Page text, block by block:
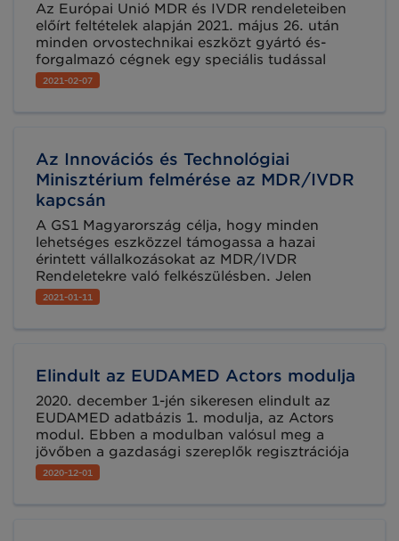
Az Európai Unió MDR és IVDR rendeleteiben
előírt feltételek alapján 2021. május 26. után
minden orvostechnikai eszközt gyártó és-
forgalmazó cégnek egy speciális tudással
rendelkező, minőség és
megfelelőségbiztosítási szakembert (person
magyarországi medtech cégek eleget
tehessenek ennek az előírásnak.
2021-02-07
Az Innovációs és Technológiai
Minisztérium felmérése az MDR/IVDR
kapcsán
A GS1 Magyarország célja, hogy minden
lehetséges eszközzel támogassa a hazai
érintett vállalkozásokat az MDR/IVDR
Rendeletekre való felkészülésben. Jelen
cikkünkben az Innovációs és Technológiai
Minisztérium (ITM) felmérésére hívjuk fel a
segítése érdekében.
2021-01-11
Elindult az EUDAMED Actors modulja
2020. december 1-jén sikeresen elindult az
EUDAMED adatbázis 1. modulja, az Actors
modul. Ebben a modulban valósul meg a
jövőben a gazdasági szereplők regisztrációja
és nyilvántartása. Az orvostechnikai eszközök
európai szabályozását előíró MDR Rendelet
2020-12-01